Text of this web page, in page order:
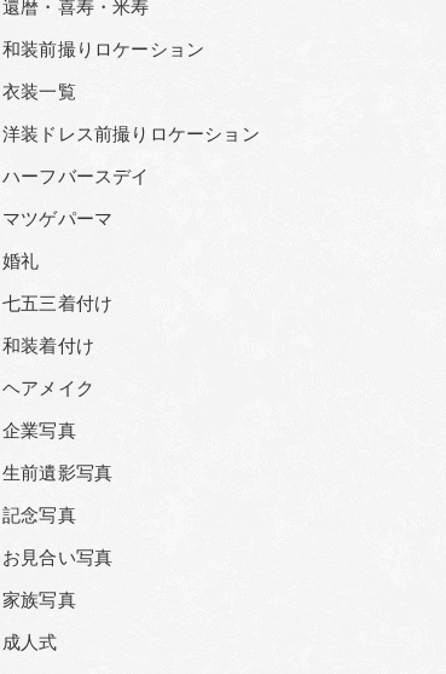
還暦・喜寿・米寿
和装前撮りロケーション
衣装一覧
洋装ドレス前撮りロケーション
ハーフバースデイ
マツゲパーマ
婚礼
七五三着付け
和装着付け
ヘアメイク
企業写真
生前遺影写真
記念写真
お見合い写真
家族写真
成人式